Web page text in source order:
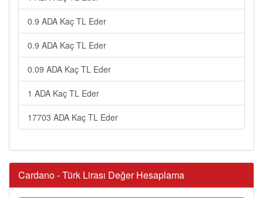
0.9 ADA Kaç TL Eder
0.9 ADA Kaç TL Eder
0.09 ADA Kaç TL Eder
1 ADA Kaç TL Eder
17703 ADA Kaç TL Eder
Cardano - Türk Lirası Değer Hesaplama